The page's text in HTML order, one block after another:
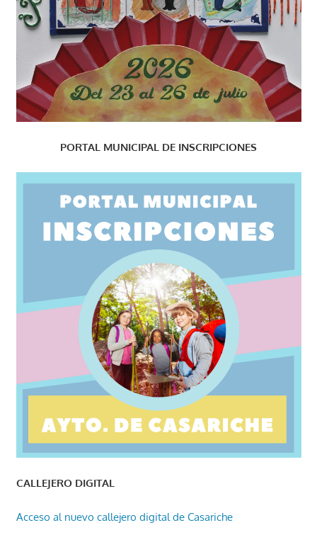
PORTAL MUNICIPAL DE INSCRIPCIONES
CALLEJERO DIGITAL
Acceso al nuevo callejero digital de Casariche